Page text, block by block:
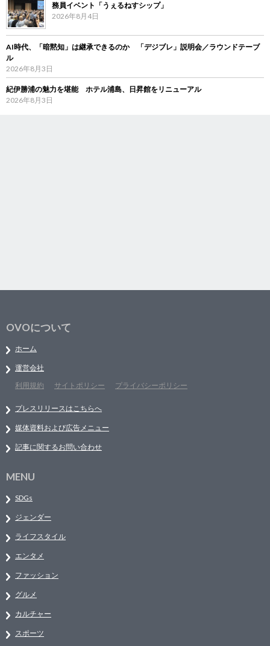
務員イベント「うぇるねすシップ」
2026年8月4日
AI時代、「暗黙知」は継承できるのか 「デジブレ」説明会／ラウンドテーブ
ル
2026年8月3日
紀伊勝浦の魅力を堪能 ホテル浦島、日昇館をリニューアル
2026年8月3日
OVOについて
ホーム
運営会社
利用規約
サイトポリシー プライバシーポリシー
プレスリリースはこちらへ
媒体資料および広告メニュー
記事に関するお問い合わせ
MENU
SDGs
ジェンダー
ライフスタイル
エンタメ
ファッション
グルメ
カルチャー
スポーツ